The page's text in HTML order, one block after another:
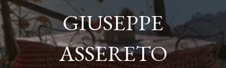
GIUSEPPE
ASSERETO
ASSERETO
RAPALLO, GENOVA